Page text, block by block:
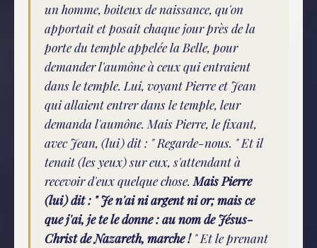
un homme, boiteux de naissance, qu'on
apportait et posait chaque jour près de la
porte du temple appelée la Belle, pour
demander l'aumône à ceux qui entraient
dans le temple. Lui, voyant Pierre et Jean
qui allaient entrer dans le temple, leur
demanda l'aumône. Mais Pierre, le fixant,
avec Jean, (lui) dit : " Regarde-nous. " Et il
tenait (les yeux) sur eux, s'attendant à
recevoir d'eux quelque chose. Mais Pierre
(lui) dit : " Je n'ai ni argent ni or; mais ce
que j'ai, je te le donne : au nom de Jésus-
Christ de Nazareth, marche !" Et le prenant